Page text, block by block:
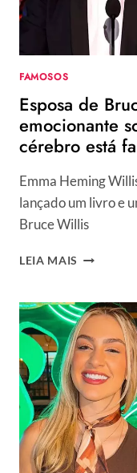
MILHÃO
DE
FAMOSOS
Esposa de
emocionante
cérebro está
Emma Heming
lançado um livro e
Bruce Willis
LEIA MAIS ESPOSA
WILLIS
FAZ
RELATO
SOBRE
SAÚDE
DO
ATOR:
“O
CÉREBRO